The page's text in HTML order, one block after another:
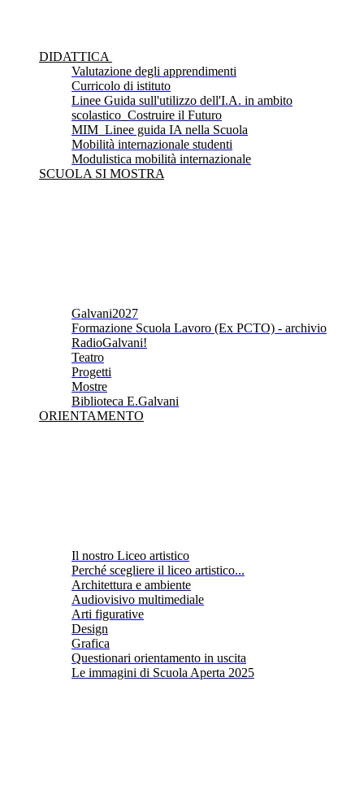
DIDATTICA
Valutazione degli apprendimenti
Curricolo di istituto
Linee Guida sull'utilizzo dell'I.A. in ambito
scolastico_Costruire il Futuro
MIM_Linee guida IA nella Scuola
Mobilità internazionale studenti
Modulistica mobilità internazionale
SCUOLA SI MOSTRA
Galvani2027
Formazione Scuola Lavoro (Ex PCTO) - archivio
RadioGalvani!
Teatro
Progetti
Mostre
Biblioteca E.Galvani
ORIENTAMENTO
Il nostro Liceo artistico
Perché scegliere il liceo artistico...
Architettura e ambiente
Audiovisivo multimediale
Arti figurative
Design
Grafica
Questionari orientamento in uscita
Le immagini di Scuola Aperta 2025